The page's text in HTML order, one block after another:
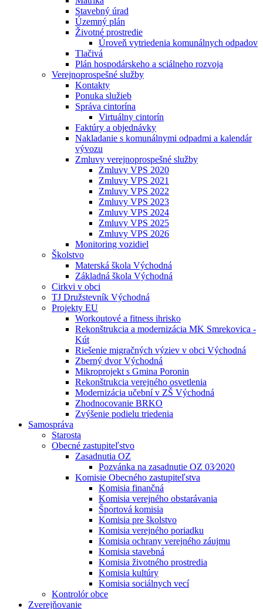
Stavebný úrad
Územný plán
Životné prostredie
Úroveň vytriedenia komunálnych odpadov
Tlačivá
Plán hospodárskeho a sciálneho rozvoja
Verejnoprospešné služby
Kontakty
Ponuka služieb
Správa cintorína
Virtuálny cintorín
Faktúry a objednávky
Nakladanie s komunálnymi odpadmi a kalendár
vývozu
Zmluvy verejnoprospešné služby
Zmluvy VPS 2020
Zmluvy VPS 2021
Zmluvy VPS 2022
Zmluvy VPS 2023
Zmluvy VPS 2024
Zmluvy VPS 2025
Zmluvy VPS 2026
Monitoring vozidiel
Školstvo
Materská škola Východná
Základná škola Východná
Cirkvi v obci
TJ Družstevník Východná
Projekty EU
Workoutové a fitness ihrisko
Rekonštrukcia a modernizácia MK Smrekovica -
Kút
Riešenie migračných výziev v obci Východná
Zberný dvor Východná
Mikroprojekt s Gmina Poronin
Rekonštrukcia verejného osvetlenia
Modernizácia učební v ZŠ Východná
Zhodnocovanie BRKO
Zvýšenie podielu triedenia
Samospráva
Starosta
Obecné zastupiteľstvo
Zasadnutia OZ
Pozvánka na zasadnutie OZ 03⁄2020
Komisie Obecného zastupiteľstva
Komisia finančná
Komisia verejného obstarávania
Športová komisia
Komisia pre školstvo
Komisia verejného poriadku
Komisia ochrany verejného záujmu
Komisia stavebná
Komisia životného prostredia
Komisia kultúry
Komisia sociálnych vecí
Kontrolór obce
Zverejňovanie